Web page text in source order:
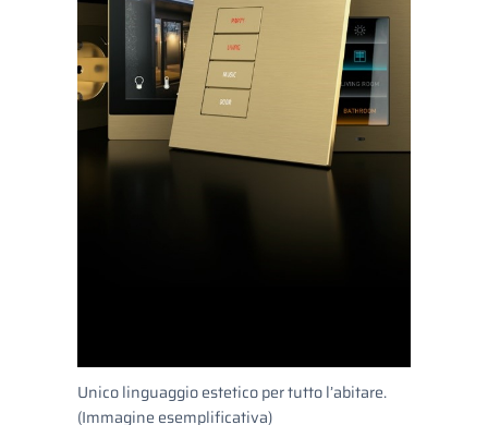
Unico linguaggio estetico per tutto l’abitare.
(Immagine esemplificativa)